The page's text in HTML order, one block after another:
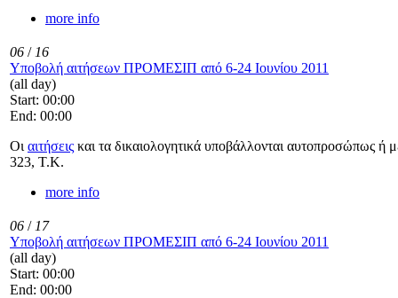
more info
06 / 16
Υποβολή αιτήσεων ΠΡΟΜΕΣΙΠ από 6-24 Ιουνίου 2011
(all day)
Start: 00:00
End: 00:00
Οι αιτήσεις και τα δικαιολογητικά υποβάλλονται αυτοπροσώπως
323, Τ.Κ.
more info
06 / 17
Υποβολή αιτήσεων ΠΡΟΜΕΣΙΠ από 6-24 Ιουνίου 2011
(all day)
Start: 00:00
End: 00:00